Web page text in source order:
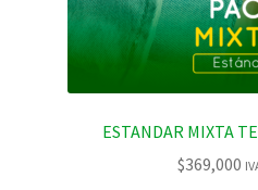
ESTANDAR MIXTA
$369,000